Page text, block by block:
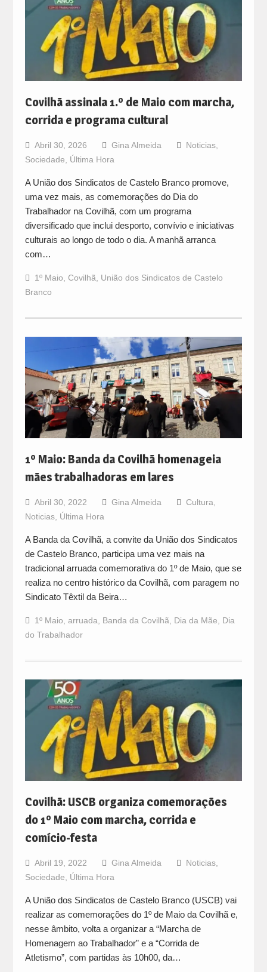
Covilhã assinala 1.º de Maio com marcha,
corrida e programa cultural
Abril 30, 2026 Gina Almeida Noticias,
Sociedade
Última Hora
A União dos Sindicatos de Castelo Branco promove,
uma vez mais, as comemorações do Dia do
Trabalhador na Covilhã, com um programa
diversificado que inclui desporto, convívio e iniciativas
culturais ao longo de todo o dia. A manhã arranca
com…
1º Maio Covilhã
União dos Sindicatos de Castelo
Branco
1º Maio: Banda da Covilhã homenageia
mães trabalhadoras em lares
Abril 30, 2022 Gina Almeida Cultura
Noticias, Última Hora
A Banda da Covilhã, a convite da União dos Sindicatos
de Castelo Branco, participa uma vez mais na
tradicional arruada comemorativa do 1º de Maio, que se
realiza no centro histórico da Covilhã, com paragem no
Sindicato Têxtil da Beira…
1º Maio arruada Banda da Covilhã Dia da Mãe
Dia
do Trabalhador
Covilhã: USCB organiza comemorações
do 1º Maio com marcha, corrida e
comício-festa
Abril 19, 2022 Gina Almeida Noticias,
Sociedade
Última Hora
A União dos Sindicatos de Castelo Branco (USCB) vai
realizar as comemorações do 1º de Maio da Covilhã e,
nesse âmbito, volta a organizar a “Marcha de
Homenagem ao Trabalhador” e a “Corrida de
Atletismo”, com partidas às 10h00, da…